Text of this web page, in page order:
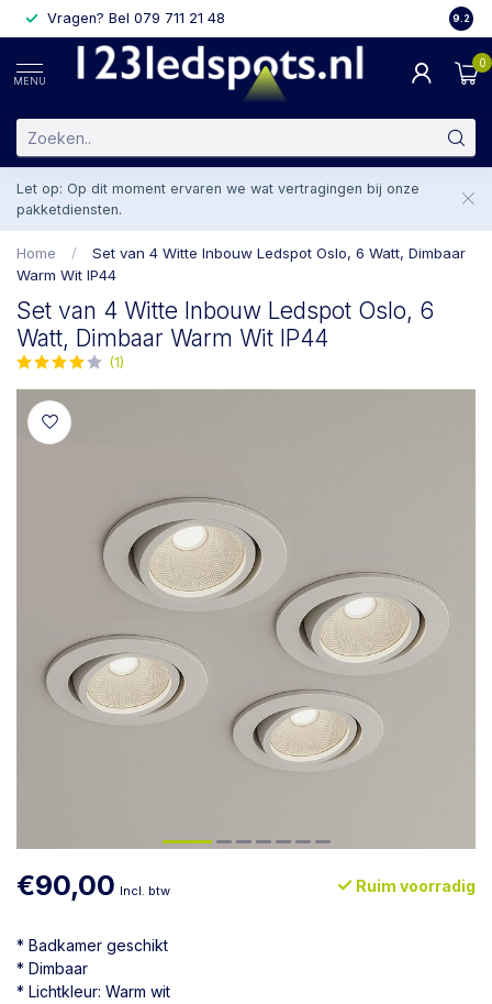
Vragen? Bel 079 711 21 48 29.2
MENU
0
Let op: Op dit moment ervaren we wat vertragingen bij onze
pakketdiensten.
Home /
Set van 4 Witte Inbouw Ledspot Oslo, 6 Watt, Dimbaar
Warm Wit IP44
Set van 4 Witte Inbouw Ledspot Oslo, 6
Watt, Dimbaar Warm Wit IP44
(1)
€90,00 Incl. btw Ruim voorradig
* Badkamer geschikt
* Dimbaar
* Lichtkleur: Warm wit